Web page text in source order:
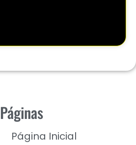
Páginas
Página Inicial